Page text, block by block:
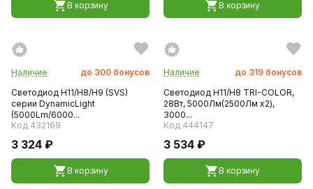
В корзину В корзину
Наличие до 300 бонусов
Светодиод H11/H8/H9 (SVS)
серии DynamicLight
(5000Lm/6000...
Код 432169
3 324 ₽
В корзину
Наличие до 319 бонусов
Светодиод H11/H8 TRI-COLOR,
28Вт, 5000Лм(2500Лм x2),
3000...
Код 444147
3 534 ₽
В корзину